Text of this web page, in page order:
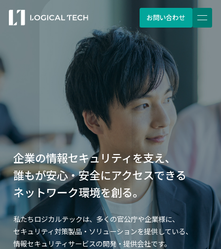
お問い合わせ
企業の情報セキュリティを支え、
誰もが安心・安全にアクセスできる
ネットワーク環境を創る。
私たちロジカルテックは、多くの官公庁や企業様に、
セキュリティ対策製品・ソリューションを提供している、
情報セキュリティサービスの開発・提供会社です。